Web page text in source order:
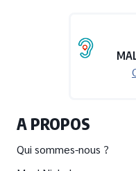
A PROPOS
Qui sommes-nous ?